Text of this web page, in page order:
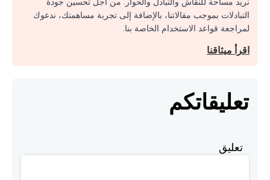
نريد مساحة للنقاش والتبادل والحوار. من أجل تحسين جودة
التبادلات بموجب مقالاتنا، بالإضافة إلى تجربة مساهمتك، ندعوك
لمراجعة قواعد الاستخدام الخاصة بنا.
اقرأ ميثاقنا
تعليقاتكم
تعليق